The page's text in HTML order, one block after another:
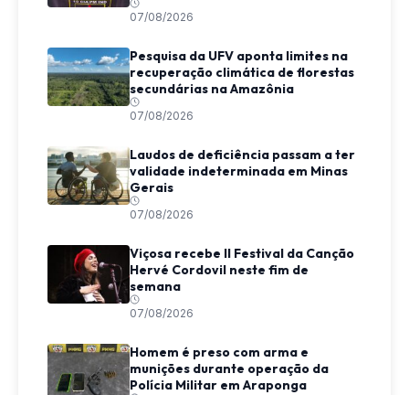
07/08/2026
Pesquisa da UFV aponta limites na
recuperação climática de florestas
secundárias na Amazônia
07/08/2026
Laudos de deficiência passam a ter
validade indeterminada em Minas
Gerais
07/08/2026
Viçosa recebe II Festival da Canção
Hervé Cordovil neste fim de
semana
07/08/2026
Homem é preso com arma e
munições durante operação da
Polícia Militar em Araponga